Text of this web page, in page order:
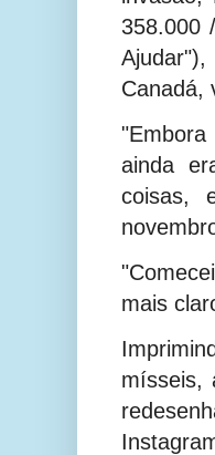
358.000
Canadá,
ainda
coisas,
mais
mísseis,